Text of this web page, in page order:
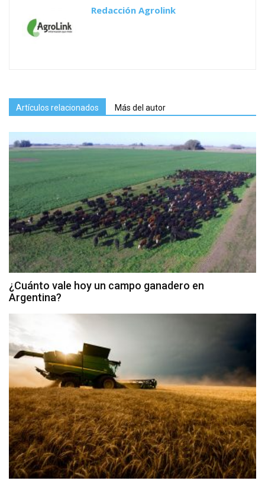
Redacción Agrolink
Artículos relacionados Más del autor
¿Cuánto vale hoy un campo ganadero en
Argentina?